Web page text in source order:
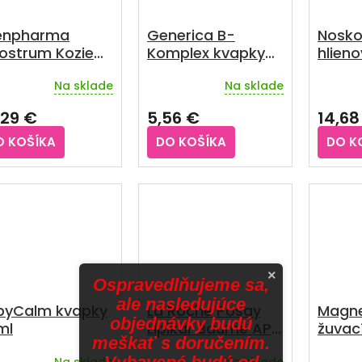
Kozie
Na sklade
€
KOŠÍKA
Generica B-
Komplex kvapky
Na sklade
5,56 €
DO KOŠÍKA DO
kvapky
La Roche Posay
Lipikar Baume AP+
M balzam 400 ml
×
Ospravedlňujeme sa,
ale nasledujúce
objednávky budú
meškať s doručením.